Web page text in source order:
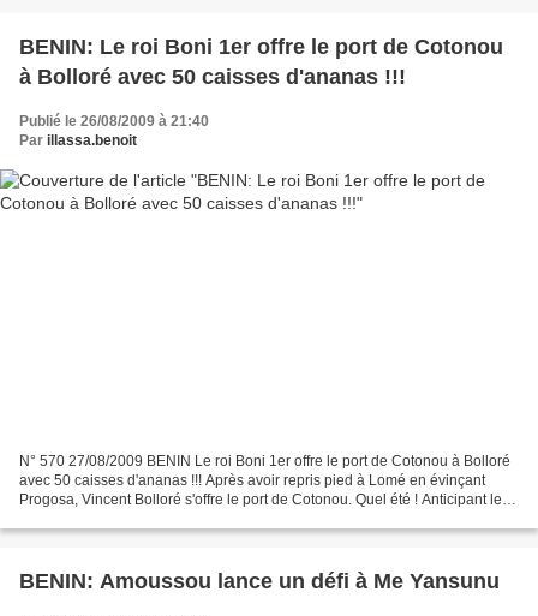
BENIN: Le roi Boni 1er offre le port de Cotonou
à Bolloré avec 50 caisses d'ananas !!!
Publié le 26/08/2009 à 21:40
Par illassa.benoit
N° 570 27/08/2009 BENIN Le roi Boni 1er offre le port de Cotonou à Bolloré
avec 50 caisses d'ananas !!! Après avoir repris pied à Lomé en évinçant
Progosa, Vincent Bolloré s'offre le port de Cotonou. Quel été ! Anticipant les
BENIN: Amoussou lance un défi à Me Yansunu